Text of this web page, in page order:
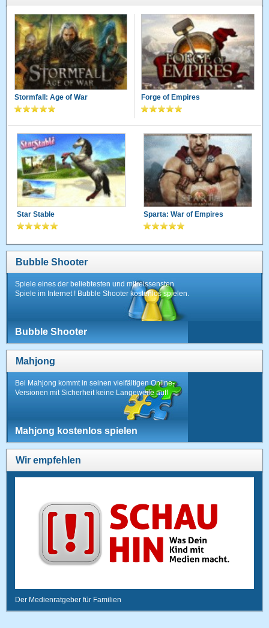
Stormfall: Age of War Forge of Empires
Star Stable Sparta: War of Empires
Bubble Shooter
Spiele eines der beliebtesten und mitreissensten
Spiele im Internet ! Bubble Shooter kostenlos spielen.
Bubble Shooter
Mahjong
Bei Mahjong kommt in seinen vielfältigen Online-
Versionen mit Sicherheit keine Langeweile auf!
Mahjong kostenlos spielen
Wir empfehlen
Der Medienratgeber für Familien